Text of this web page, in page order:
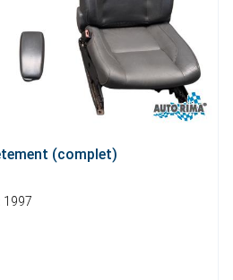
(complet)
1997